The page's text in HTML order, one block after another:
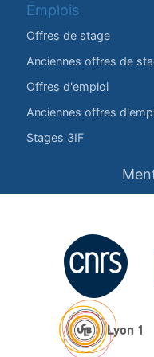
Emplois
Offres de stage
Anciennes offres de
Offres d'emploi
Anciennes offres
Stages 3IF